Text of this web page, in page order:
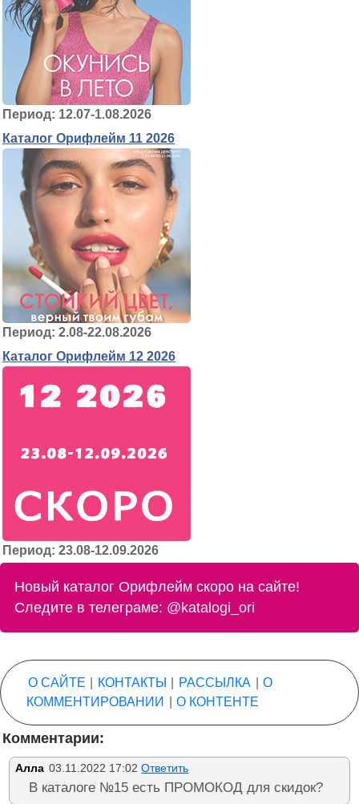
Период: 12.07-1.08.2026
Каталог Орифлейм 11 2026
Период: 2.08-22.08.2026
Каталог Орифлейм 12 2026
Период: 23.08-12.09.2026
Новый каталог Орифлейм скоро на сайте!
Следите в телеграме: @katalogi_ori
О САЙТЕ КОНТАКТЫ РАССЫЛКА
О
КОММЕНТИРОВАНИИ
О КОНТЕНТЕ
Комментарии:
Алла 03.11.2022 17:02 Ответить
В каталоге №15 есть ПРОМОКОД для скидок?